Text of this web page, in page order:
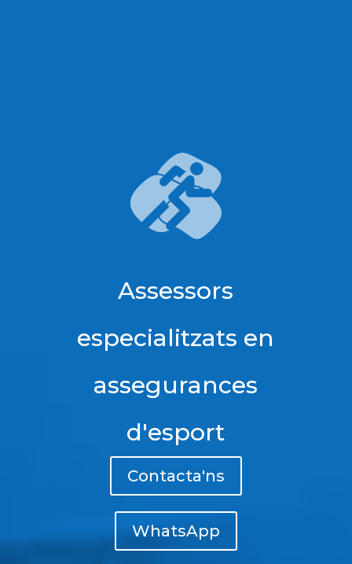
Assessors
especialitzats en
assegurances
d'esport
Contacta'ns
WhatsApp